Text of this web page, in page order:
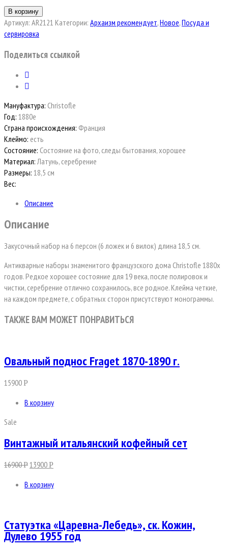
В корзину
Артикул: AR2121 Категории: Архаизм рекомендует,Новое,Посуда и
сервировка
Поделиться ссылкой
Мануфактура: Christofle
Год: 1880е
Страна происхождения: Франция
Клеймо: есть
Состояние: Состояние на фото, следы бытования, хорошее
Материал: Латунь, серебрение
Размеры: 18,5 см
Вес:
Описание
Описание
Закусочный набор на 6 персон (6 ложек и 6 вилок) длина 18,5 см.
Антикварные наборы знаменитого французского дома Christofle 1880х
годов. Редкое хорошее состояние для 19 века, после полировок и
чистки, серебрение отлично сохранилось, все родное. Клейма четкие,
на каждом предмете, с обратных сторон присутствуют монограммы.
ТАКЖЕ ВАМ МОЖЕТ ПОНРАВИТЬСЯ
Овальный поднос Fraget 1870-1890 г.
15900Р
В корзину
Sale
Винтажный итальянский кофейный сет
16900Р13900Р
В корзину
Статуэтка «Царевна-Лебедь», ск. Кожин,
Дулево 1955 год